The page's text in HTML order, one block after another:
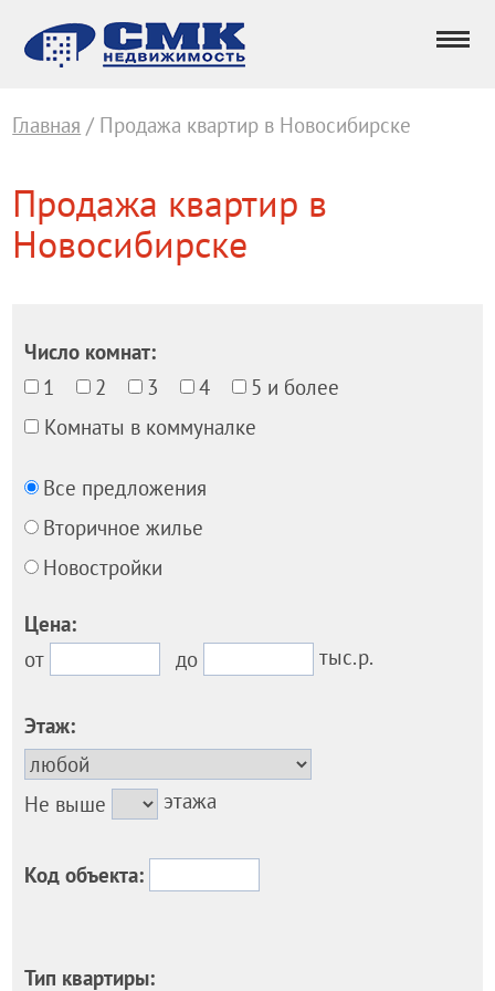
Главная / Продажа квартир в Новосибирске
Продажа квартир в
Новосибирске
Число комнат:
1
2 3 4
5 и более
Комнаты в коммуналке
Все предложения
Вторичное жилье
Новостройки
Цена:
от
до тыс.р.
Этаж:
Не выше этажа
Код объекта:
Тип квартиры: